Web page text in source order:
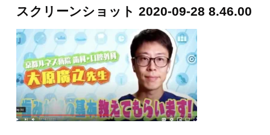
スクリーンショット 2020-09-28 8.46.00